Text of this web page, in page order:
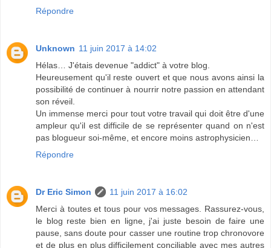
Répondre
Unknown 11 juin 2017 à 14:02
Hélas… J'étais devenue "addict" à votre blog.
Heureusement qu'il reste ouvert et que nous avons ainsi la
possibilité de continuer à nourrir notre passion en attendant
son réveil.
Un immense merci pour tout votre travail qui doit être d'une
ampleur qu'il est difficile de se représenter quand on n'est
pas blogueur soi-même, et encore moins astrophysicien…
Répondre
Dr Eric Simon
11 juin 2017 à 16:02
Merci à toutes et tous pour vos messages. Rassurez-vous,
le blog reste bien en ligne, j'ai juste besoin de faire une
pause, sans doute pour casser une routine trop chronovore
et de plus en plus difficilement conciliable avec mes autres